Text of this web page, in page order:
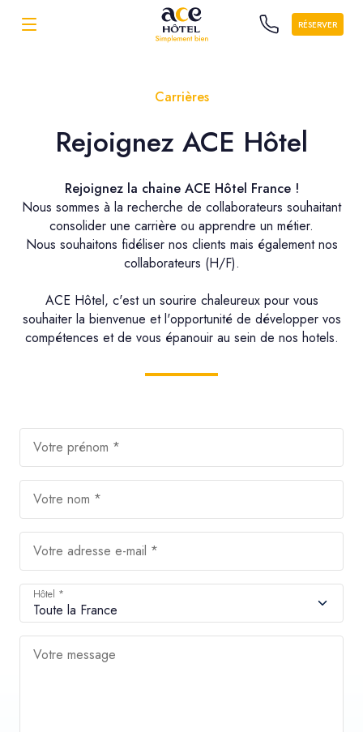
RÉSERVER
Carrières
Rejoignez ACE Hôtel
Rejoignez la chaine ACE Hôtel France !
Nous sommes à la recherche de collaborateurs souhaitant
consolider une carrière ou apprendre un métier.
Nous souhaitons fidéliser nos clients mais également nos
collaborateurs (H/F).
ACE Hôtel, c'est un sourire chaleureux pour vous
souhaiter la bienvenue et l'opportunité de développer vos
compétences et de vous épanouir au sein de nos hotels.
Votre prénom *
Votre nom *
Votre adresse e-mail *
Hôtel *
Votre message